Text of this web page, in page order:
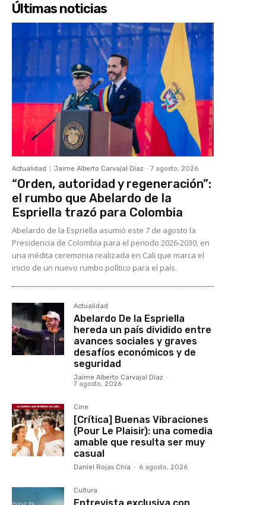
Últimas noticias
Actualidad Jaime Alberto Carvajal Díaz - 7 agosto, 2026
“Orden, autoridad y regeneración”:
el rumbo que Abelardo de la
Espriella trazó para Colombia
Abelardo de la Espriella asumió este 7 de agosto la
Presidencia de Colombia para el periodo 2026-2030, en
una inédita ceremonia realizada en Cali que marca el
inicio de un nuevo rumbo político para el país.
Actualidad
Abelardo De la Espriella
hereda un país dividido entre
avances sociales y graves
desafíos económicos y de
seguridad
Jaime Alberto Carvajal Díaz -
7 agosto, 2026
Cine
[Crítica] Buenas Vibraciones
(Pour Le Plaisir): una comedia
amable que resulta ser muy
casual
Daniel Rojas Chía - 6 agosto, 2026
Cultura
Entrevista exclusiva con